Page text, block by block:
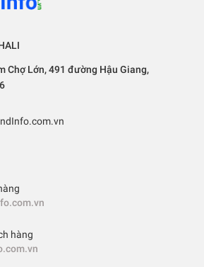
Chợ Lớn, 491 đường Hậu Giang,
hàng